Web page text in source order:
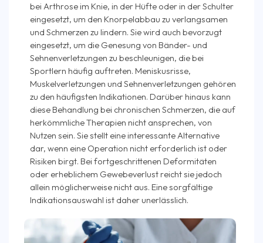
bei Arthrose im Knie, in der Hüfte oder in der Schulter
eingesetzt, um den Knorpelabbau zu verlangsamen
und Schmerzen zu lindern. Sie wird auch bevorzugt
eingesetzt, um die Genesung von Bänder- und
Sehnenverletzungen zu beschleunigen, die bei
Sportlern häufig auftreten. Meniskusrisse,
Muskelverletzungen und Sehnenverletzungen gehören
zu den häufigsten Indikationen. Darüber hinaus kann
diese Behandlung bei chronischen Schmerzen, die auf
herkömmliche Therapien nicht ansprechen, von
Nutzen sein. Sie stellt eine interessante Alternative
dar, wenn eine Operation nicht erforderlich ist oder
Risiken birgt. Bei fortgeschrittenen Deformitäten
oder erheblichem Gewebeverlust reicht sie jedoch
allein möglicherweise nicht aus. Eine sorgfältige
Indikationsauswahl ist daher unerlässlich.